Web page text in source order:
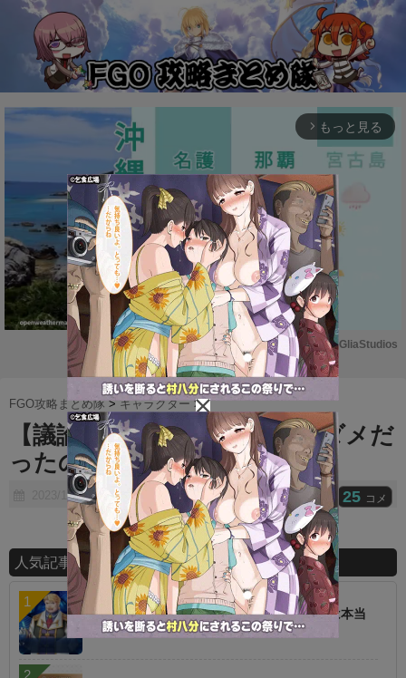
arrow_forward_ios もっと見る
M
u
t
e
Powered by GliaStudios
FGO攻略まとめ隊 >キャラクター >
【議論】ワンジナは一体何がダメだ
ったのかｗｗ
2023/10/11 25 コメ
人気記事ランキング
【話題】低レアを育てた方が強いというのは本当
に罠